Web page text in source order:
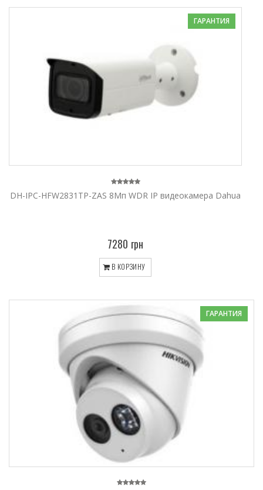
ГАРАНТИЯ
DH-IPC-HFW2831TP-ZAS 8Mп WDR IP видеокамера Dahua
7280 грн
В КОРЗИНУ
ГАРАНТИЯ